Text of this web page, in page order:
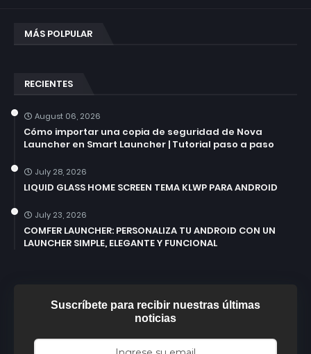
MÁS POLPULAR
RECIENTES
August 06, 2026
Cómo importar una copia de seguridad de Nova
Launcher en Smart Launcher | Tutorial paso a paso
July 28, 2026
LIQUID GLASS HOME SCREEN TEMA KLWP PARA ANDROID
July 23, 2026
COMFER LAUNCHER: PERSONALIZA TU ANDROID CON UN
LAUNCHER SIMPLE, ELEGANTE Y FUNCIONAL
Suscríbete para recibir nuestras últimas
noticias